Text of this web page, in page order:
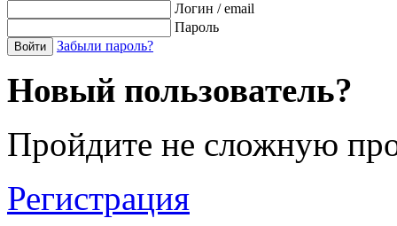
Логин / email
Пароль
Войти Забыли пароль?
Новый пользователь?
Пройдите не сложную
Регистрация